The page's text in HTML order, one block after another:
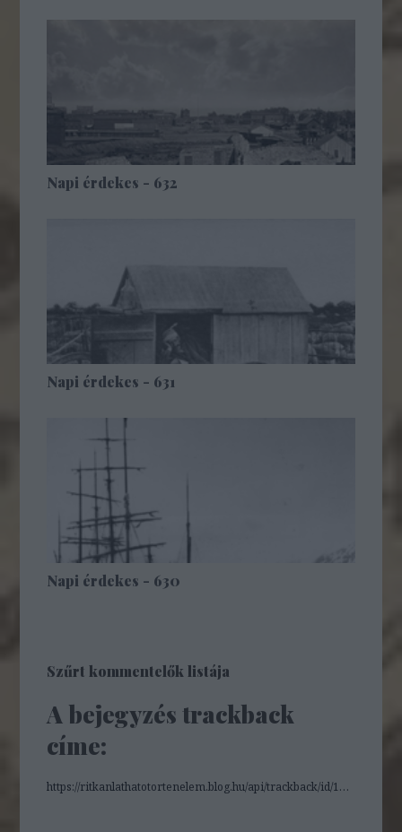
Napi érdekes - 632
Napi érdekes - 631
Napi érdekes - 630
Szűrt kommentelők listája
A bejegyzés trackback
címe:
https://ritkanlathatotortenelem.blog.hu/api/trackback/id/19120207